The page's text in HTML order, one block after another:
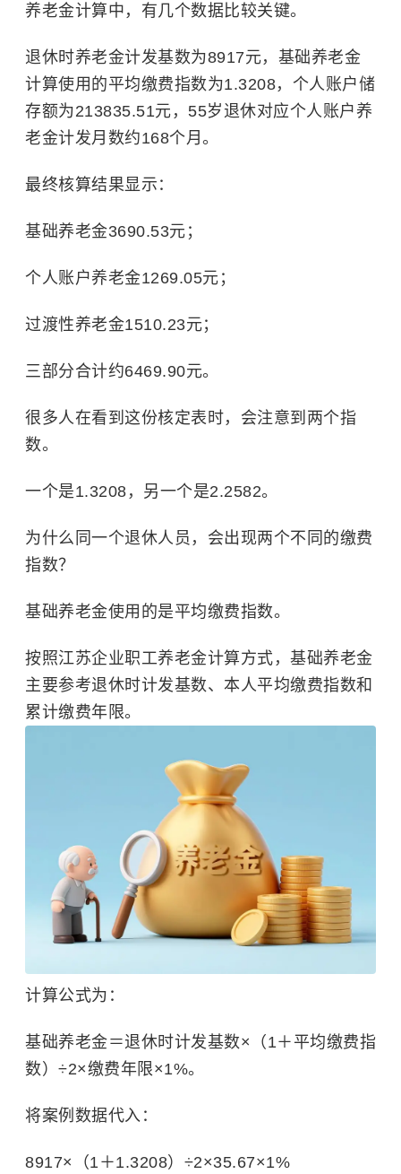
养老金计算中，有几个数据比较关键。
退休时养老金计发基数为8917元， 基础养老金
计算使用的平均缴费指数为1.3208，个人账户储
存额为213835.51元，55岁退休对应个人账户养
老金计发月数约168个月。
最终核算结果显示：
基础养老金3690.53元；
个人账户养老金1269.05元；
过渡性养老金1510.23元；
三部分合计约6469.90元。
很多人在看到这份核定表时，会注意到两个指
数。
一个是1.3208，另一个是2.2582。
为什么同一个退休人员，会出现两个不同的缴费
指数？
基础养老金使用的是平均缴费指数。
按照江苏企业职工养老金计算方式，基础养老金
主要参考退休时计发基数、本人平均缴费指数和
累计缴费年限。
计算公式为：
基础养老金＝退休时计发基数×（1＋平均缴费指
数）÷2×缴费年限×1%。
将案例数据代入：
8917×（1＋1.3208）÷2×35.67×1%